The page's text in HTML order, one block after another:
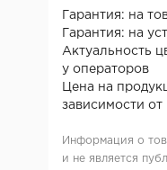
Гарантия: на
Гарантия: на
Актуальность
у операторов
Цена на
зависимости от
Информация о
и не является